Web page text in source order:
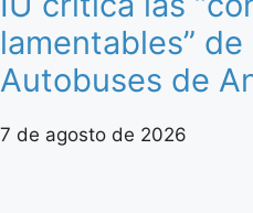
lamentables”
Autobuses de
7 de agosto de 2026